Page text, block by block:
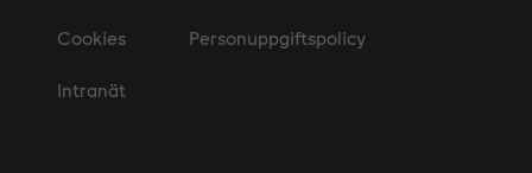
Cookies Personuppgiftspolicy
Intranät